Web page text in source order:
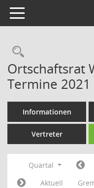
Toggle navigation
Ortschaftsrat
Termine 2021
Informationen
Vertreter
Quartal
Aktuell